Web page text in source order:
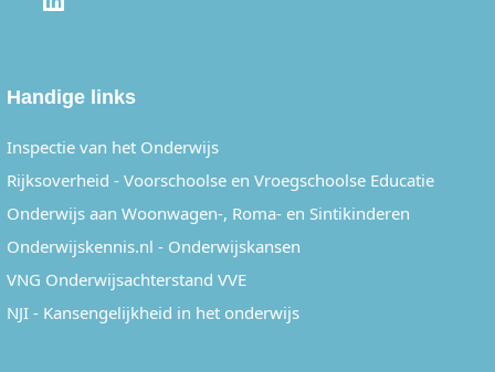
Handige links
Inspectie van het Onderwijs
Rijksoverheid - Voorschoolse en Vroegschoolse Educatie
Onderwijs aan Woonwagen-, Roma- en Sintikinderen
Onderwijskennis.nl - Onderwijskansen
VNG Onderwijsachterstand VVE
NJI - Kansengelijkheid in het onderwijs